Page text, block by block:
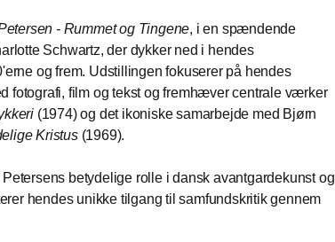
- Rummet og Tingene, i en spændende
Schwartz, der dykker ned i hendes
og frem. Udstillingen fokuserer på hendes
fotografi, film og tekst og fremhæver centrale værker
(1974) og det ikoniske samarbejde med Bjørn
Kristus(1969).
betydelige rolle i dansk avantgardekunst og
hendes unikke tilgang til samfundskritik gennem